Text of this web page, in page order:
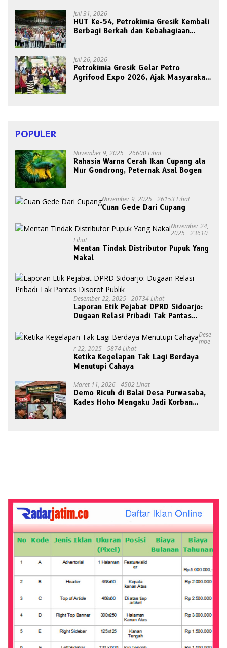
Juli 31, 2026
HUT Ke-54, Petrokimia Gresik Kembali
Berbagi Berkah dan Kebahagiaan
Juli 26, 2026
Petrokimia Gresik Gelar Petro
Agrifood Expo 2026, Ajak Masyarakat
POPULER
November 9, 2025 26600 Lihat
Rahasia Warna Cerah Ikan Cupang ala
Nur Gondrong, Peternak Asal Bogen
November 9, 2025 26153 Lihat
Cuan Gede Dari Cupang
November 24,
2025 23610
Lihat
Mentan Tindak Distributor Pupuk Yang
Nakal
Desember 22, 2025 20734 Lihat
Laporan Etik Pejabat DPRD Sidoarjo:
Dugaan Relasi Pribadi Tak Pantas
Dese
Mbe
R 22, 2025 5874 Lihat
Ketika Kegelapan Tak Lagi Berdaya
Menutupi Cahaya
Maret 11, 2026 4502 Lihat
Demo Ricuh di Balai Desa Purwasaba,
Kades Hoho Mengaku Jadi Korban